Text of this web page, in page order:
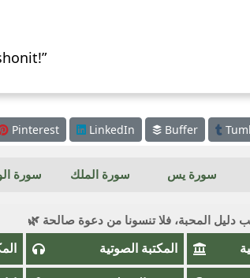
Pinterest LinkedIn Buffer
سورة يس سورة الملك سورة
دليل المحبة، فلا تنسونا من دعوة صالحة 🌿
المكتبة الصوتية